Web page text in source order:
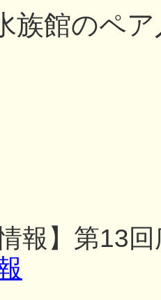
族館のペ
報】第13